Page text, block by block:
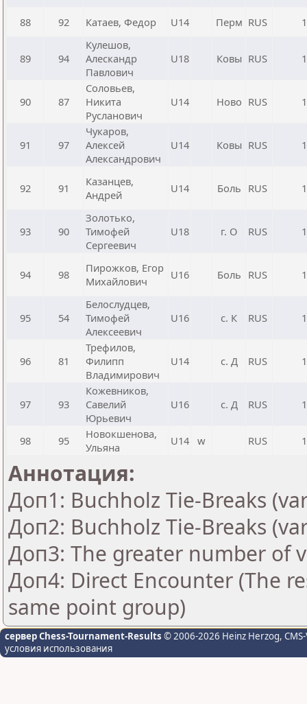
88 92 Катаев, Федор U14 Перм RUS
89 94
Кулешов,
Алескандр
Павлович
U18 Ковы RUS
90 87
Соловьев,
Никита
Русланович
U14 Ново RUS
91 97
Чукаров,
Алексей
Александрович
U14 Ковы RUS
92 91
Казанцев,
Андрей
U14 Боль RUS
93 90
Золотько,
Тимофей
Сергеевич
U18 г. О RUS
94 98
Пирожков, Егор
Михайлович
U16 Боль RUS
95 54
Белослудцев,
Тимофей
Алексеевич
U16 с. К RUS
96 81
Трефилов,
Филипп
Владимирович
U14 с. Д RUS
97 93
Кожевников,
Савелий
Юрьевич
U16 с. Д RUS
98 95
Новокшенова,
Ульяна
U14 w RUS
Аннотация:
Доп1: Buchholz Tie-Breaks
Доп2: Buchholz Tie-Breaks
Доп3: The greater number of
Доп4: Direct Encounter (The
same point group)
сервер Chess-Tournament-Results © 2006-2026 Heinz Herzog,
условия использования